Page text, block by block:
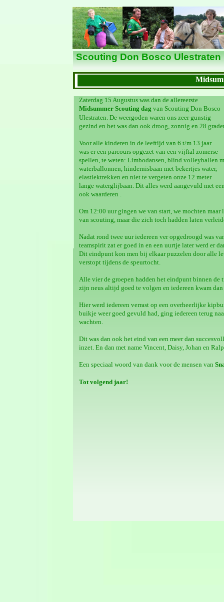
Nieuws
Scouting Don Bosco Ulestraten
Zaterdag 15 Augustus was dan de allereerste
Midsummer Scouting dag van Scouting Don Bosco
Ulestraten. De weergoden waren ons zeer gunstig
gezind en het was dan ook droog, zonnig en 28
Voor alle kinderen in de leeftijd van 6 t/m 13 jaar
was er een parcours opgezet van een vijftal zomerse
spellen, te weten: Limbodansen, blind volleyballen
waterballonnen, hindernisbaan met bekertjes water,
elastiektrekken en niet te vergeten onze 12 meter
lange waterglijbaan. Dit alles werd aangevuld met
ook waarderen .
Om 12:00 uur gingen we van start, we mochten
van scouting, maar die zich toch hadden laten
Nadat rond twee uur iedereen ver opgedroogd was
teamspirit zat er goed in en een uurtje later werd er
Dit eindpunt kon men bij elkaar puzzelen door alle
verstopt tijdens de speurtocht.
Alle vier de groepen hadden het eindpunt binnen
zijn neus altijd goed te volgen en iedereen kwam
Hier werd iedereen verrast op een overheerlijke
buikje weer goed gevuld had, ging iedereen terug
wachten.
Dit was dan ook het eind van een meer dan
inzet. En dan met name Vincent, Daisy, Johan en
Een speciaal woord van dank voor de mensen van
Tot volgend jaar!